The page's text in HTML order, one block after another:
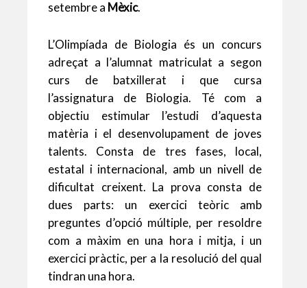
setembre a Mèxic.
L’Olimpíada de Biologia és un concurs
adreçat a l’alumnat matriculat a segon
curs de batxillerat i que cursa
l’assignatura de Biologia. Té com a
objectiu estimular l’estudi d’aquesta
matèria i el desenvolupament de joves
talents. Consta de tres fases, local,
estatal i internacional, amb un nivell de
dificultat creixent. La prova consta de
dues parts: un exercici teòric amb
preguntes d’opció múltiple, per resoldre
com a màxim en una hora i mitja, i un
exercici pràctic, per a la resolució del qual
tindran una hora.